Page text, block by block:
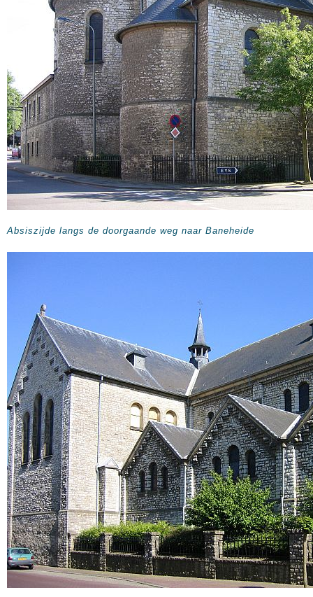
Absiszijde langs de doorgaande weg naar Baneheide